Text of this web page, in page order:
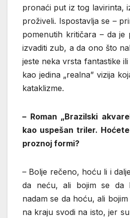
pronaći put iz tog lavirinta,
proživeli. Ispostavlja se –
pomenutih kritičara – da je
izvaditi zub, a da ono što
jeste neka vrsta fantastike
kao jedina „realna” vizija
kataklizme.
– Roman „Brazilski
kao uspešan triler.
proznoj formi?
– Bolje rečeno, hoću li i
da neću, ali bojim se da
nadam se da hoću, ali
na kraju svodi na isto, jer